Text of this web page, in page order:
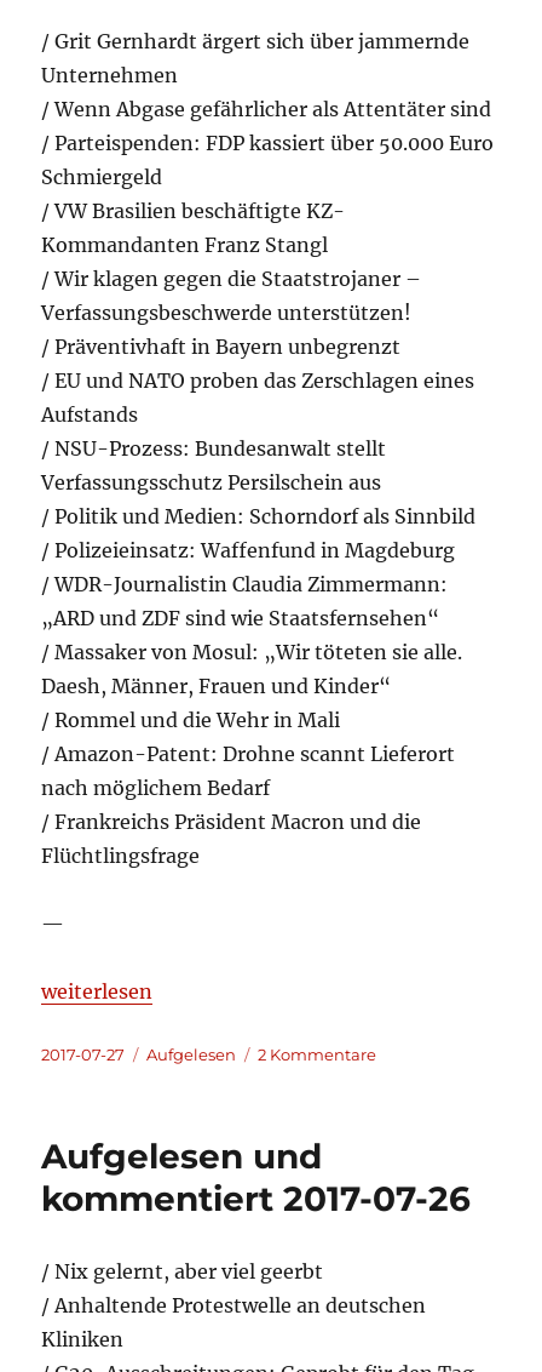
/ Grit Gernhardt ärgert sich über jammernde
Unternehmen
/ Wenn Abgase gefährlicher als Attentäter sind
/ Parteispenden: FDP kassiert über 50.000 Euro
Schmiergeld
/ VW Brasilien beschäftigte KZ-
Kommandanten Franz Stangl
/ Wir klagen gegen die Staatstrojaner –
Verfassungsbeschwerde unterstützen!
/ Präventivhaft in Bayern unbegrenzt
/ EU und NATO proben das Zerschlagen eines
Aufstands
/ NSU-Prozess: Bundesanwalt stellt
Verfassungsschutz Persilschein aus
/ Politik und Medien: Schorndorf als Sinnbild
/ Polizeieinsatz: Waffenfund in Magdeburg
/ WDR-Journalistin Claudia Zimmermann:
„ARD und ZDF sind wie Staatsfernsehen“
/ Massaker von Mosul: „Wir töteten sie alle.
Daesh, Männer, Frauen und Kinder“
/ Rommel und die Wehr in Mali
/ Amazon-Patent: Drohne scannt Lieferort
nach möglichem Bedarf
/ Frankreichs Präsident Macron und die
Flüchtlingsfrage
—
„Aufgelesen und kommentiert 2017-07-27“
weiterlesen
Veröffentlicht
2017-07-27 Kategorien
Aufgelesen 2 Kommentarezu
27
Aufgelesen und
kommentiert 2017-07-26
/ Nix gelernt, aber viel geerbt
/ Anhaltende Protestwelle an deutschen
Kliniken